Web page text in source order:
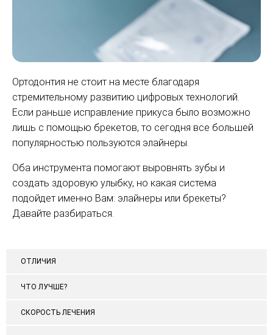
Ортодонтия не стоит на месте благодаря
стремительному развитию цифровых технологий.
Если раньше исправление прикуса было возможно
лишь с помощью брекетов, то сегодня все большей
популярностью пользуются элайнеры.
Оба инструмента помогают выровнять зубы и
создать здоровую улыбку, но какая система
подойдет именно Вам: элайнеры или брекеты?
Давайте разбираться.
ОТЛИЧИЯ
ЧТО ЛУЧШЕ?
СКОРОСТЬ ЛЕЧЕНИЯ